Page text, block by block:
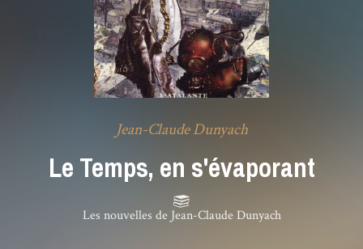
Jean-Claude Dunyach
Le Temps, en s'évaporant
Les nouvelles de Jean-Claude Dunyach